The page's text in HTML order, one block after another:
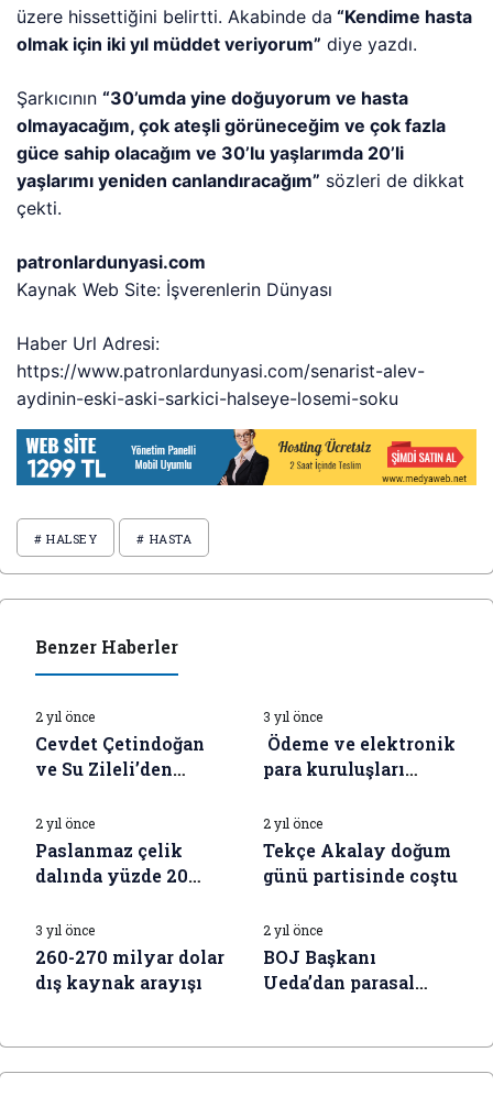
üzere hissettiğini belirtti. Akabinde da “Kendime hasta
olmak için iki yıl müddet veriyorum” diye yazdı.
Şarkıcının“30’umda yine doğuyorum ve hasta
olmayacağım, çok ateşli görüneceğim ve çok fazla
güce sahip olacağım ve 30’lu yaşlarımda 20’li
yaşlarımı yeniden canlandıracağım” sözleri de dikkat
çekti.
patronlardunyasi.com
Kaynak Web Site: İşverenlerin Dünyası
Haber Url Adresi:
https://www.patronlardunyasi.com/senarist-alev-
aydinin-eski-aski-sarkici-halseye-losemi-soku
# HALSEY # HASTA
Benzer Haberler
İŞ DÜNYASI HABERLERI
2 yıl önce
Cevdet Çetindoğan
ve Su Zileli’den
3 yıl önce
Ödeme ve elektronik
para kuruluşları
ilgilendiren
kuruluşlar”
kapsamına alındı
2 yıl önce
Paslanmaz çelik
dalında yüzde 20
talebi
İŞ DÜNYASI HABERLERI
2 yıl önce
Tekçe Akalay doğum
günü partisinde coştu
İŞ DÜNYASI HABERLERI
3 yıl önce
260-270 milyar dolar
dış kaynak arayışı
İŞ DÜNYASI HABERLERI
2 yıl önce
BOJ Başkanı
Ueda’dan parasal